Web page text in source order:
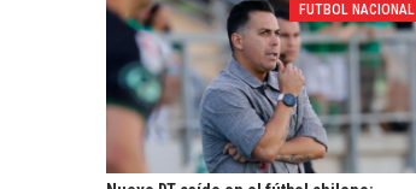
FUTBOL NACIONAL